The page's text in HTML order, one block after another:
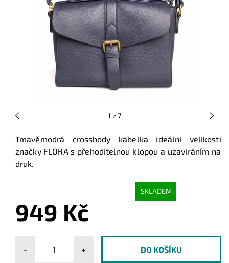
1 z 7
Tmavěmodrá crossbody kabelka ideální velikosti
značky FLORAs přehoditelnou klopou a uzavíráním na
druk.
SKLADEM
949 Kč
- +